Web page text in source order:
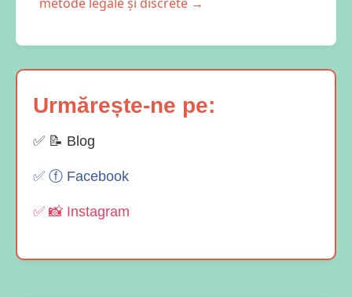
Urmărește-ne pe:
✅ 📝 Blog
✅ ⓕ Facebook
✅ 📸 Instagram